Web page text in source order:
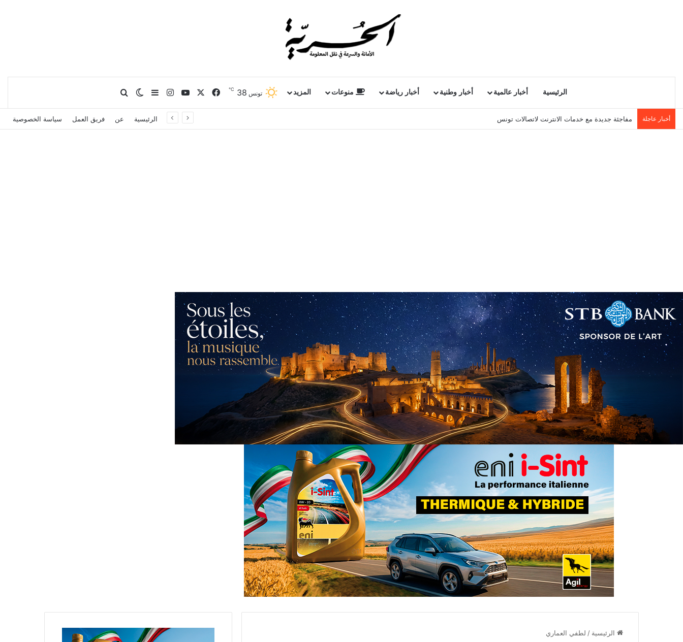
الرئيسية أخبار عالمية أخبار وطنية أخبار رياضة منوعات المزيد تونس 38
℃ فيسبوك يوتيوبانستقرامإضافة عمود جانبي
الوضع المظلم
بحث عن
أخبار عاجلة مفاجئة جديدة مع خدمات الانترنت لاتصالات تونس الرئيسية عن فريق العمل سياسة الخصوصية
الرئيسية / لطفي العماري